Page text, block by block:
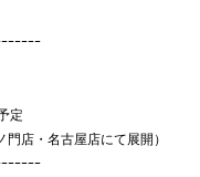
ｰｰｰｰｰ
定
店・名古屋店にて展開）
ｰｰｰｰｰ